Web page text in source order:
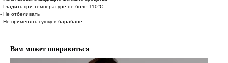
- Гладить при температуре не боле 110°С
- Не отбеливать
- Не применять сушку в барабане
Вам может понравиться